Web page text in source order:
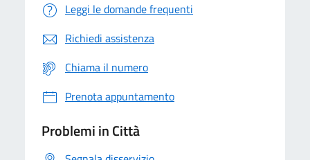
Leggi le domande frequenti
Richiedi assistenza
Chiama il numero
Prenota appuntamento
Problemi in Città